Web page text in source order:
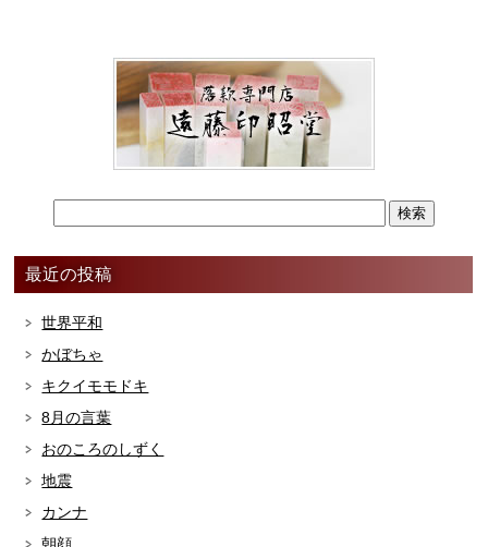
最近の投稿
世界平和
かぼちゃ
キクイモモドキ
8月の言葉
おのころのしずく
地震
カンナ